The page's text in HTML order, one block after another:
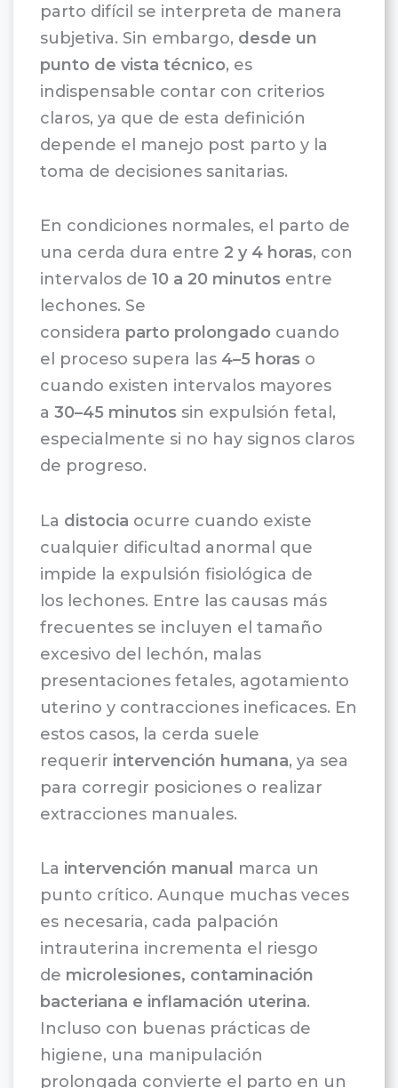
parto difícil se interpreta de manera
subjetiva. Sin embargo, desde un
punto de vista técnico, es
indispensable contar con criterios
claros, ya que de esta definición
depende el manejo post parto y la
toma de decisiones sanitarias.
En condiciones normales, el parto de
una cerda dura entre 2 y 4 horas, con
intervalos de 10 a 20 minutos entre
lechones. Se
considera parto prolongado cuando
el proceso supera las 4–5 horas o
cuando existen intervalos mayores
a 30–45 minutos sin expulsión fetal,
especialmente si no hay signos claros
de progreso.
La distocia ocurre cuando existe
cualquier dificultad anormal que
impide la expulsión fisiológica de
los lechones. Entre las causas más
frecuentes se incluyen el tamaño
excesivo del lechón, malas
presentaciones fetales, agotamiento
uterino y contracciones ineficaces. En
estos casos, la cerda suele
requerir intervención humana, ya sea
para corregir posiciones o realizar
extracciones manuales.
La intervención manual marca un
punto crítico. Aunque muchas veces
es necesaria, cada palpación
intrauterina incrementa el riesgo
de microlesiones, contaminación
bacteriana e inflamación uterina.
Incluso con buenas prácticas de
higiene, una manipulación
prolongada convierte el parto en un